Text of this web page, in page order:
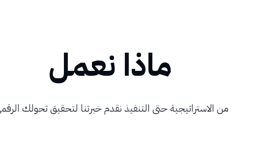
ماذا نعمل
من الاستراتيجية حتى التنفيذ نقدم خبرتنا لتحقيق تحولك